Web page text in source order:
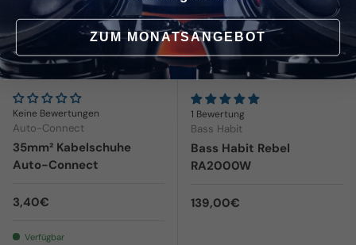
Summer-Deal
Keine Bewertungen
Auto-Connect
35mm² Kabelschuhe
Auto-Connect
Normaler Preis
3,40€
Verfügbar
1x 1000 Watt
1 Bewertung
Bass Habit
Bass Habit Rebel
RA2000W
Normaler Preis
139,00€
ZUM MONATSANGEBOT